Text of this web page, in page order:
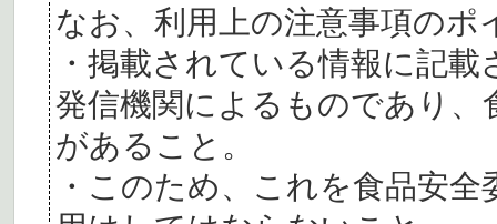
なお、利用上の注意事項の
・掲載されている情報に記
発信機関によるものであり、
があること。
・このため、これを食品安